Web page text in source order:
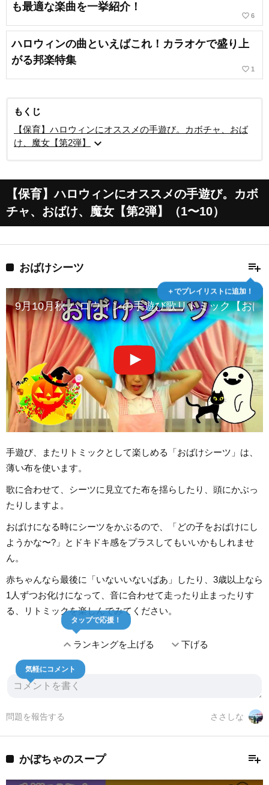
も最適な楽曲を一挙紹介！
favorite_border 6
ハロウィンの曲といえばこれ！カラオケで盛り上
がる邦楽特集
favorite_border 1
もくじ
【保育】ハロウィンにオススメの手遊び。カボチャ、おば
け、魔女【第2弾】
expand_more
【保育】ハロウィンにオススメの手遊び。カボ
チャ、おばけ、魔女【第2弾】（1〜10）
playlist_add
＋でプレイリストに追加！
おばけシーツ
9月10月秋 ハロウィンの手遊び歌リトミック【お
手遊び、またリトミックとして楽しめる「おばけシーツ」は、
薄い布を使います。
歌に合わせて、シーツに見立てた布を揺らしたり、頭にかぶっ
たりしますよ。
おばけになる時にシーツをかぶるので、「どの子をおばけにし
ようかな〜?」とドキドキ感をプラスしてもいいかもしれませ
ん。
赤ちゃんなら最後に「いないいないばあ」したり、3歳以上なら
1人ずつお化けになって、音に合わせて走ったり止まったりす
る、リトミックを楽しんでみてください。
expand_lessランキングを上げる
タップで応援！
expand_more下げる
気軽にコメント
ささしな
問題を報告する
playlist_add
かぼちゃのスープ